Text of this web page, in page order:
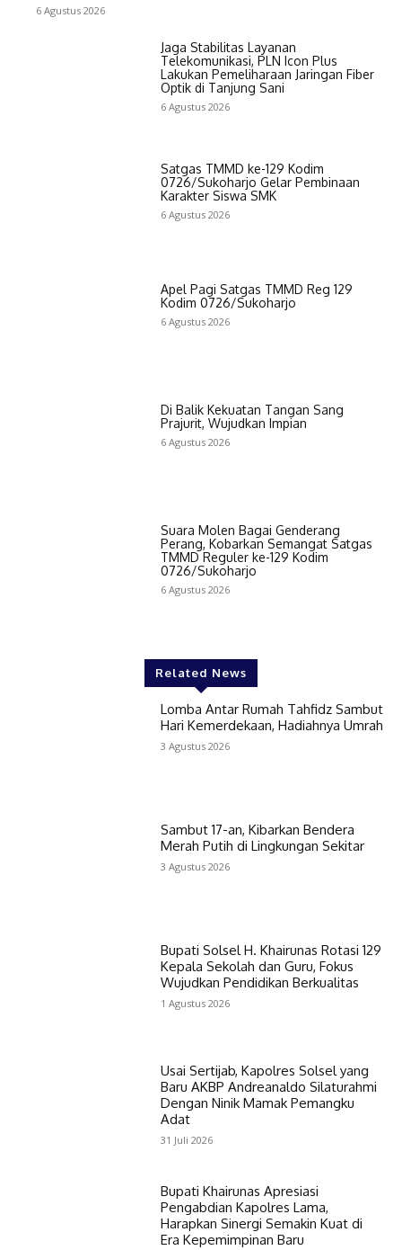
6 Agustus 2026
Jaga Stabilitas Layanan
Telekomunikasi, PLN Icon Plus
Lakukan Pemeliharaan Jaringan Fiber
Optik di Tanjung Sani
6 Agustus 2026
Satgas TMMD ke-129 Kodim
0726/Sukoharjo Gelar Pembinaan
Karakter Siswa SMK
6 Agustus 2026
Apel Pagi Satgas TMMD Reg 129
Kodim 0726/Sukoharjo
6 Agustus 2026
Di Balik Kekuatan Tangan Sang
Prajurit, Wujudkan Impian
6 Agustus 2026
Suara Molen Bagai Genderang
Perang, Kobarkan Semangat Satgas
TMMD Reguler ke-129 Kodim
0726/Sukoharjo
6 Agustus 2026
Related News
Lomba Antar Rumah Tahfidz Sambut
Hari Kemerdekaan, Hadiahnya Umrah
3 Agustus 2026
Sambut 17-an, Kibarkan Bendera
Merah Putih di Lingkungan Sekitar
3 Agustus 2026
Bupati Solsel H. Khairunas Rotasi 129
Kepala Sekolah dan Guru, Fokus
Wujudkan Pendidikan Berkualitas
1 Agustus 2026
Usai Sertijab, Kapolres Solsel yang
Baru AKBP Andreanaldo Silaturahmi
Dengan Ninik Mamak Pemangku
Adat
31 Juli 2026
Bupati Khairunas Apresiasi
Pengabdian Kapolres Lama,
Harapkan Sinergi Semakin Kuat di
Era Kepemimpinan Baru